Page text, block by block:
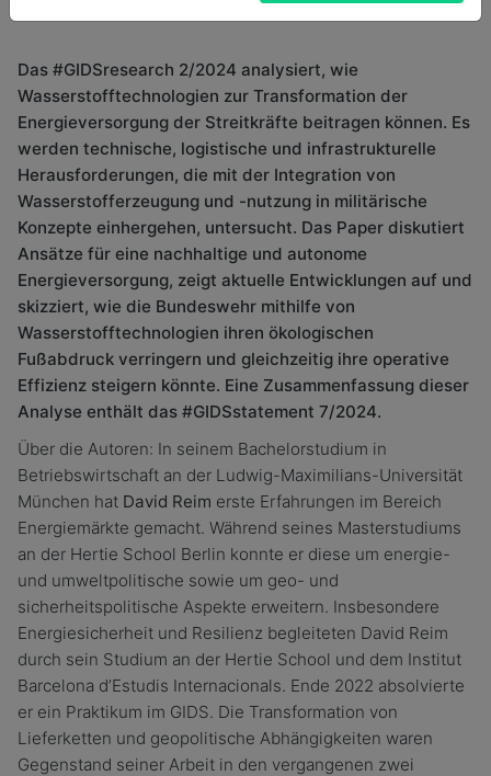
Das #GIDSresearch 2/2024 analysiert, wie
Wasserstofftechnologien zur Transformation der
Energieversorgung der Streitkräfte beitragen können. Es
werden technische, logistische und infrastrukturelle
Herausforderungen, die mit der Integration von
Wasserstofferzeugung und -nutzung in militärische
Konzepte einhergehen, untersucht. Das Paper diskutiert
Ansätze für eine nachhaltige und autonome
Energieversorgung, zeigt aktuelle Entwicklungen auf und
skizziert, wie die Bundeswehr mithilfe von
Wasserstofftechnologien ihren ökologischen
Fußabdruck verringern und gleichzeitig ihre operative
Effizienz steigern könnte. Eine Zusammenfassung dieser
Analyse enthält das #GIDSstatement 7/2024.
Über die Autoren: In seinem Bachelorstudium in
Betriebswirtschaft an der Ludwig-Maximilians-Universität
München hat David Reim erste Erfahrungen im Bereich
Energiemärkte gemacht. Während seines Masterstudiums
an der Hertie School Berlin konnte er diese um energie-
und umweltpolitische sowie um geo- und
sicherheitspolitische Aspekte erweitern. Insbesondere
Energiesicherheit und Resilienz begleiteten David Reim
durch sein Studium an der Hertie School und dem Institut
Barcelona d’Estudis Internacionals. Ende 2022 absolvierte
er ein Praktikum im GIDS. Die Transformation von
Lieferketten und geopolitische Abhängigkeiten waren
Gegenstand seiner Arbeit in den vergangenen zwei